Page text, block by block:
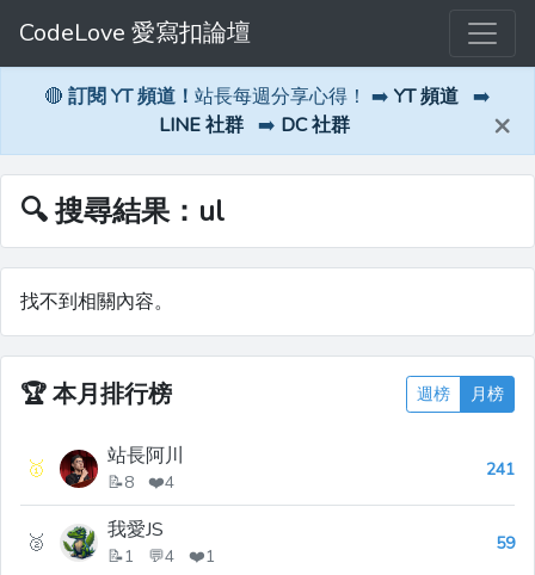
CodeLove 愛寫扣論壇
🔴 訂閱 YT 頻道！ 站長每週分享心得！ ➡️ YT 頻道 ➡️
LINE 社群 ➡️ DC 社群 ×
🔍 搜尋結果：ul
找不到相關內容。
🏆本月排行榜 週榜 月榜
🥇 站長阿川
📝8 ❤️4
241
🥈 我愛JS
📝1 💬4 ❤️1
59